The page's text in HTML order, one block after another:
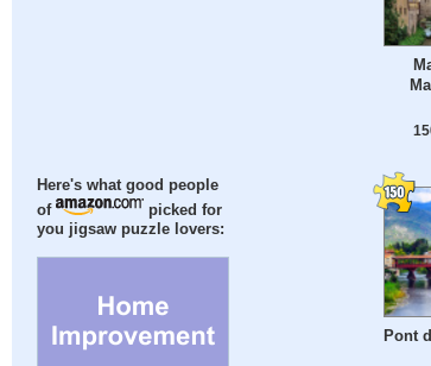
Here's what good people
of
picked for
you jigsaw puzzle lovers:
Pont